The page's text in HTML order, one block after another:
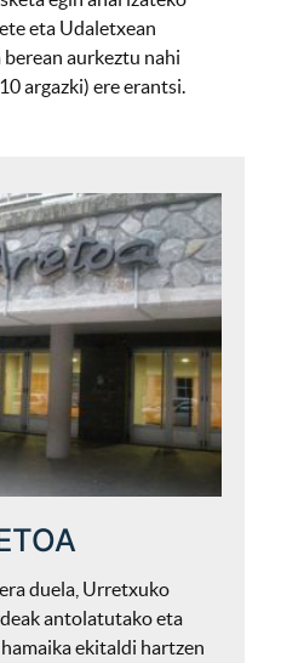
eta Udaletxean
aurkeztu nahi
argazki) ere erantsi.
duela, Urretxuko
antolatutako eta
ekitaldi hartzen